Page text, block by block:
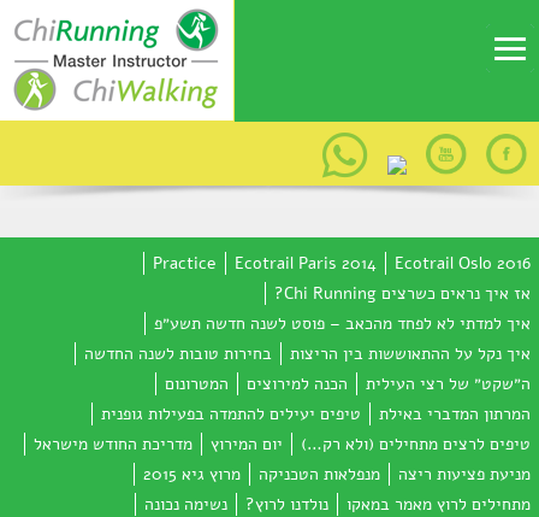
Ecotrail Oslo 2016
Ecotrail Paris 2014
Practice
אז איך נראים כשרצים Chi Running?
איך למדתי לא לפחד מהכאב – פוסט לשנה חדשה תשע״פ
איך נקל על ההתאוששות בין הריצות
בחירות טובות לשנה החדשה
ה״שקט״ של רצי העילית
הכנה למירוצים
המטרונום
המרתון המדברי באילת
טיפים יעילים להתמדה בפעילות גופנית
טיפים לרצים מתחילים (ולא רק…)
יום המירוץ
מדריכת החודש מישראל
מניעת פציעות ריצה
מנפלאות הטכניקה
מרוץ גיא 2015
מתחילים לרוץ מאמר במאקו
נולדנו לרוץ?
נשימה נכונה